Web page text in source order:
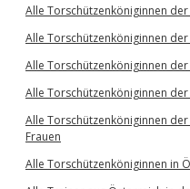
Alle Torschützenköniginnen
Alle Torschützenköniginnen
Alle Torschützenköniginnen der
Alle Torschützenköniginnen der
Alle Torschützenköniginnen
Frauen
Alle Torschützenköniginnen in